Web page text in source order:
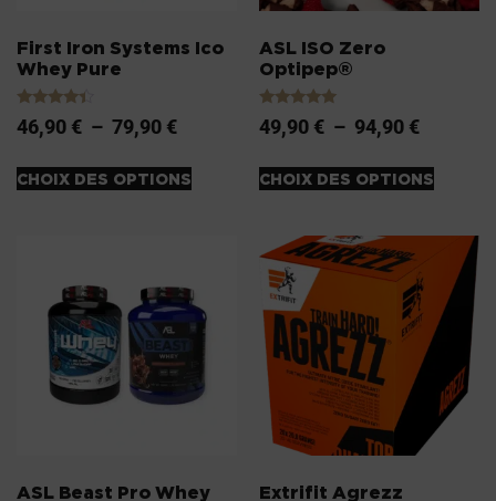
First Iron Systems Ico
Whey Pure
Note
4.20
46,90 € – 79,90 €
CHOIX DES OPTIONS
ASL ISO Zero
Optipep®
Note
5.00
49,90 € – 94,90 €
CHOIX DES OPTIONS
ASL Beast Pro Whey Extrifit Agrezz